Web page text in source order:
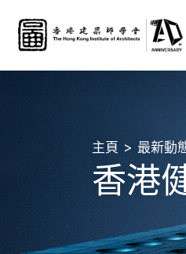
主頁 最新動
香港